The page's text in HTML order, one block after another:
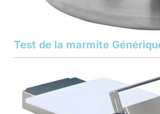
Test de la marmite